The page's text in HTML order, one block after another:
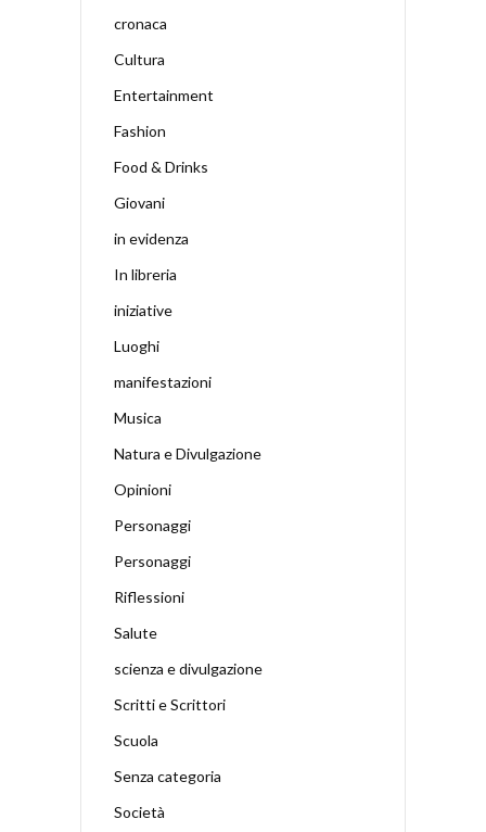
cronaca
Cultura
Entertainment
Fashion
Food & Drinks
Giovani
in evidenza
In libreria
iniziative
Luoghi
manifestazioni
Musica
Natura e Divulgazione
Opinioni
Personaggi
Personaggi
Riflessioni
Salute
scienza e divulgazione
Scritti e Scrittori
Scuola
Senza categoria
Società